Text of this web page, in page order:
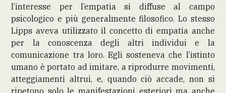
l’interesse per l’empatia si diffuse al campo
psicologico e più generalmente filosofico. Lo stesso
Lipps aveva utilizzato il concetto di empatia anche
per la conoscenza degli altri individui e la
comunicazione tra loro. Egli sosteneva che l’istinto
umano è portato ad imitare, a riprodurre movimenti,
atteggiamenti altrui, e, quando ciò accade, non si
ripetono solo le manifestazioni esteriori ma anche